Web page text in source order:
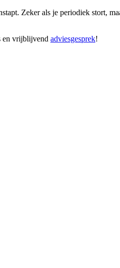
Zeker als je periodiek stort,
en vrijblijvend adviesgesprek!